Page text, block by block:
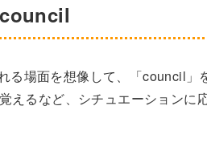
る場面を想像して、「council」
えるなど、シチュエーションに